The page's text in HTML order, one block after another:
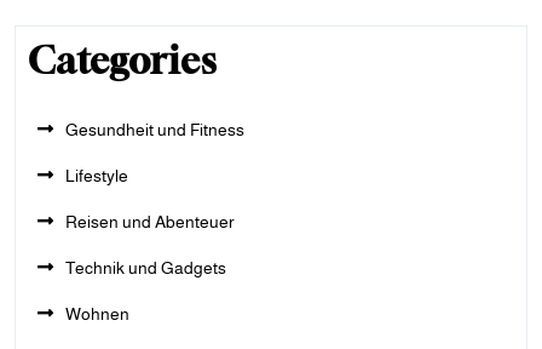
Categories
Gesundheit und Fitness
Lifestyle
Reisen und Abenteuer
Technik und Gadgets
Wohnen